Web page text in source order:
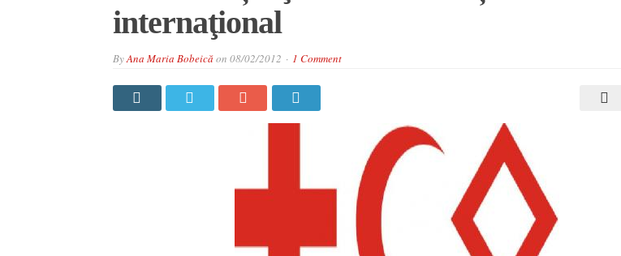
internaţional
ByAna Maria Bobeicăon 08/02/2012 1 Comment